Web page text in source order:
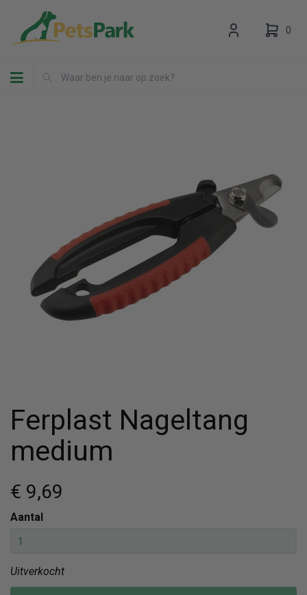
Toggle navigation
0
Vul hem met producten.
Ferplast Nageltang
medium
€ 9,69
Aantal
Uitverkocht